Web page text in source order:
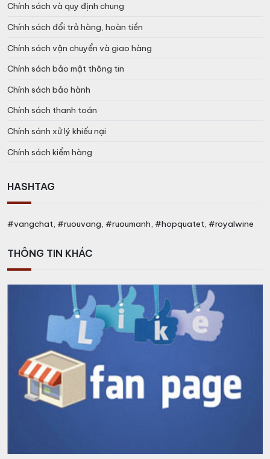
Chính sách và quy định chung
Chính sách đổi trả hàng, hoàn tiền
Chính sách vận chuyển và giao hàng
Chính sách bảo mật thông tin
Chính sách bảo hành
Chính sách thanh toán
Chính sánh xử lý khiếu nại
Chính sách kiểm hàng
HASHTAG
#vangchat, #ruouvang, #ruoumanh, #hopquatet, #royalwine
THÔNG TIN KHÁC